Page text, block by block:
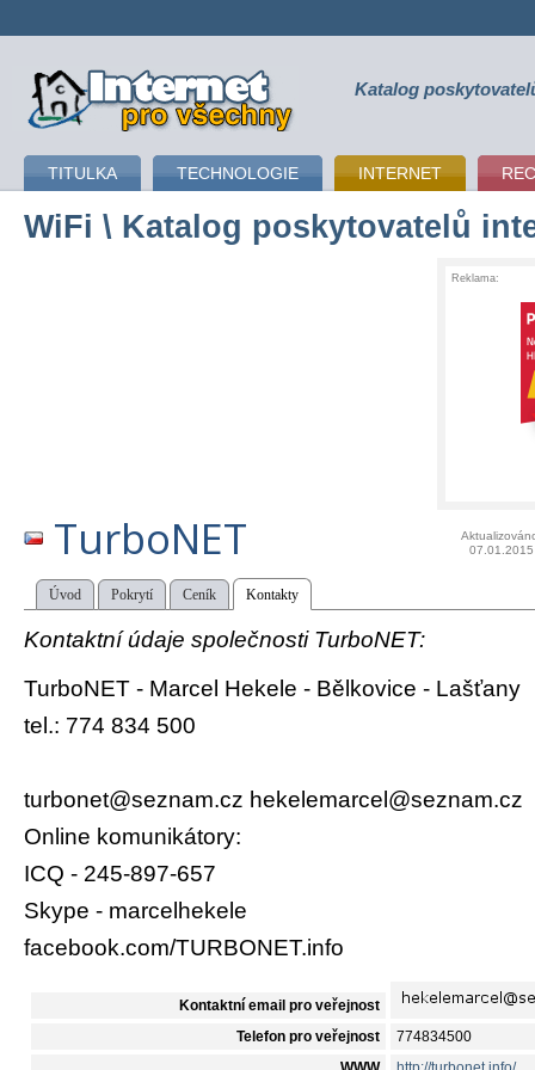
připojení k internetu Katalog
TITULKA TECHNOLOGIE INTERNET
WiFi \ Katalog poskytovatelů
Reklama:
TurboNET
07.01.2015
Úvod Pokrytí Ceník Kontakty
Kontaktní údaje společnosti TurboNET:
TurboNET - Marcel Hekele - Bělkovice - Lašťany
tel.: 774 834 500
turbonet@seznam.cz hekelemarcel@seznam.cz
Online komunikátory:
ICQ - 245-897-657
Skype - marcelhekele
facebook.com/TURBONET.info
Kontaktní email pro veřejnost
Telefon pro veřejnost 774834500